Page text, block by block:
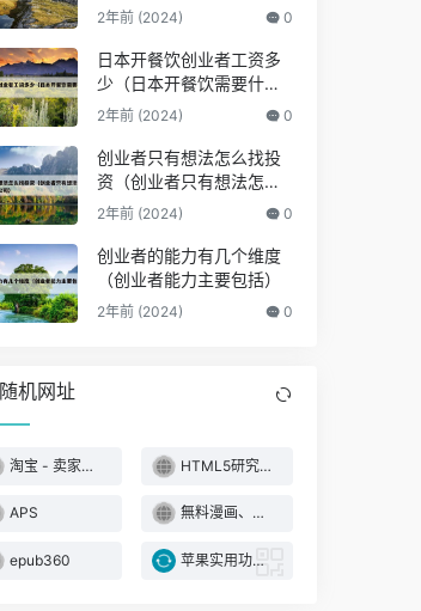
0字左右）
2年前 (2024) 0
日本开餐饮创业者工资多
少（日本开餐饮需要什么
条件）
2年前 (2024) 0
创业者只有想法怎么找投
资（创业者只有想法怎么
找投资公司）
2年前 (2024) 0
创业者的能力有几个维度
（创业者能力主要包括）
2年前 (2024) 0
随机网址
淘宝 - 卖家服务中心 HTML5研究小组
APS 無料漫画、おすすめ試し読みマンガ満載！｜コミックウォーカー
epub360 苹果实用功能合集